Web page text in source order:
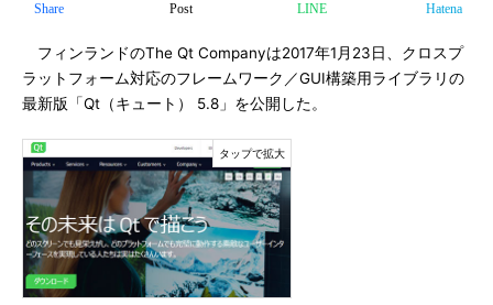
Share Post LINE Hatena
フィンランドのThe Qt Companyは2017年1月23日、クロスプ
ラットフォーム対応のフレームワーク／GUI構築用ライブラリの
最新版「Qt（キュート） 5.8」を公開した。